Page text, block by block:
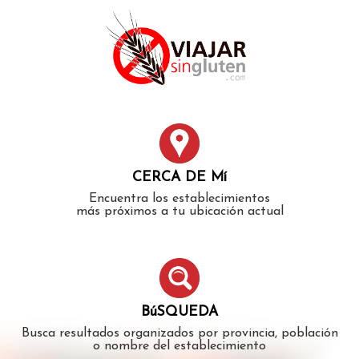
CERCA DE Mí
Encuentra los establecimientos
más próximos a tu ubicación actual
BúSQUEDA
Busca resultados organizados por provincia, población
o nombre del establecimiento
authorized to show the cookie declaration for domain group
ID 546ddaab-b478-4440-aa8a-3b0205284212. Please add it to
the domain group in the Cookiebot Manager to authorize